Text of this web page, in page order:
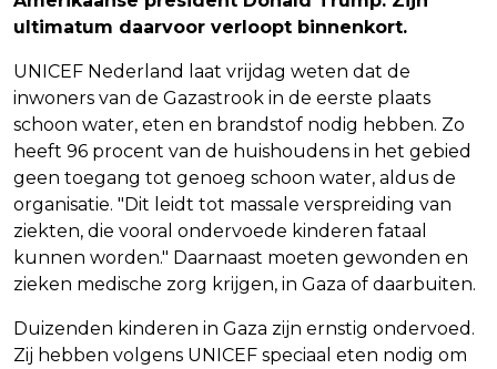
ultimatum daarvoor verloopt binnenkort.
UNICEF Nederland laat vrijdag weten dat de
inwoners van de Gazastrook in de eerste plaats
schoon water, eten en brandstof nodig hebben. Zo
heeft 96 procent van de huishoudens in het gebied
geen toegang tot genoeg schoon water, aldus de
organisatie. "Dit leidt tot massale verspreiding van
ziekten, die vooral ondervoede kinderen fataal
kunnen worden." Daarnaast moeten gewonden en
zieken medische zorg krijgen, in Gaza of daarbuiten.
Duizenden kinderen in Gaza zijn ernstig ondervoed.
Zij hebben volgens UNICEF speciaal eten nodig om